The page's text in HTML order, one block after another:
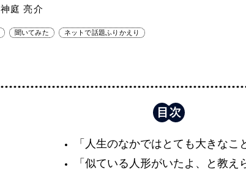
神庭 亮介
聞いてみた ネットで話題ふりかえり
「人生のなかではとても大きなこ
「似ている人形がいたよ、と教え